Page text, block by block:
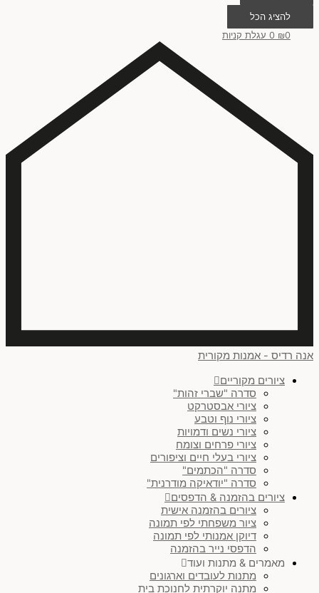
להציג הכל
₪0
0 עגלת קניות
אנה רדיס - אמנות מקורית
ציורים מקוריים
סדרה "שברי זהות"
ציורי אבסטרקט
ציורי נוף וטבע
ציורי נשים ודמויות
ציורי פרחים וצומח
ציורי בעלי חיים וציפורים
סדרה "הכתמים"
סדרה "יודאיקה מודרנית"
ציורים בהזמנה & הדפסים
ציורים בהזמנה אישית
ציור משפחתי לפי תמונה
דיוקן אמנותי לפי תמונה
הדפסי נייר בהזמנה
מאמרים & מתנות ועוד
מתנות לעובדים וארגונים
מתנה יוקרתית לחנוכת בית